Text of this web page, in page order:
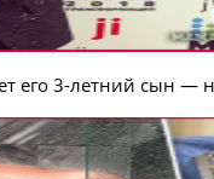
его 3-летний сын —